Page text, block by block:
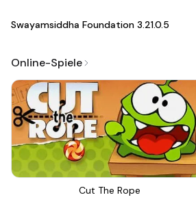
Swayamsiddha Foundation 3.21.0.5
Online-Spiele
Cut The Rope